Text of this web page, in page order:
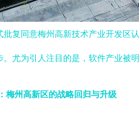
批复同意梅州高新技术产业开发区
尤为引人注目的是，软件产业被
梅州高新区的战略回归与升级